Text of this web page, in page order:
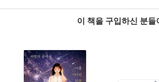
이 책을 구입하신 분